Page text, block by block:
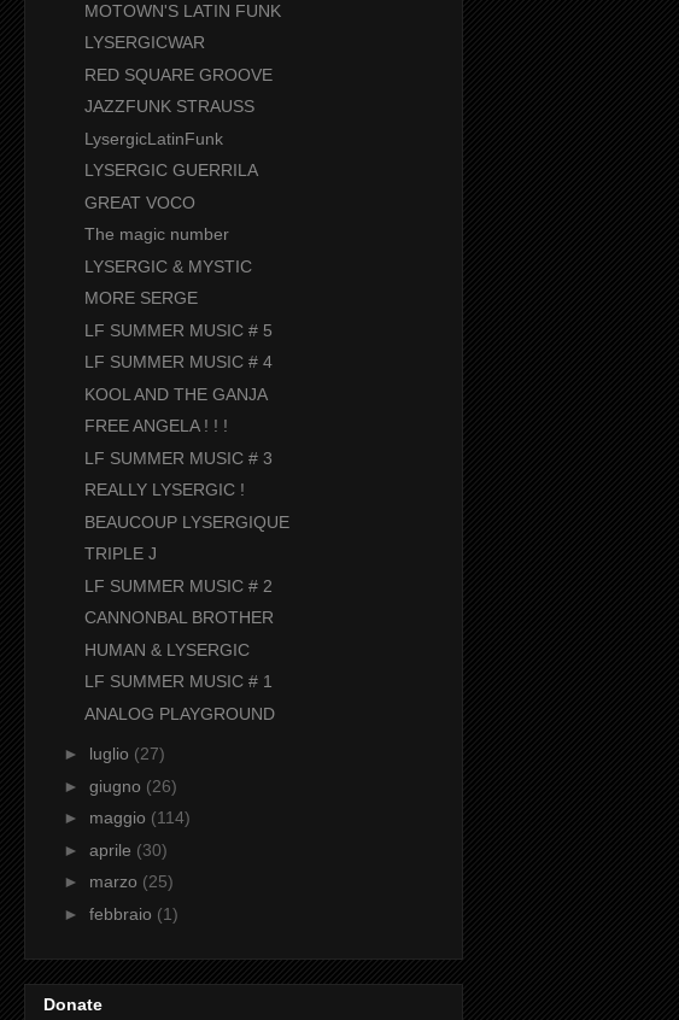
MOTOWN'S LATIN FUNK
LYSERGICWAR
RED SQUARE GROOVE
JAZZFUNK STRAUSS
LysergicLatinFunk
LYSERGIC GUERRILA
GREAT VOCO
The magic number
LYSERGIC & MYSTIC
MORE SERGE
LF SUMMER MUSIC # 5
LF SUMMER MUSIC # 4
KOOL AND THE GANJA
FREE ANGELA ! ! !
LF SUMMER MUSIC # 3
REALLY LYSERGIC !
BEAUCOUP LYSERGIQUE
TRIPLE J
LF SUMMER MUSIC # 2
CANNONBAL BROTHER
HUMAN & LYSERGIC
LF SUMMER MUSIC # 1
ANALOG PLAYGROUND
► luglio (27)
►giugno (26)
► maggio (114)
►aprile (30)
► marzo (25)
►febbraio (1)
Donate